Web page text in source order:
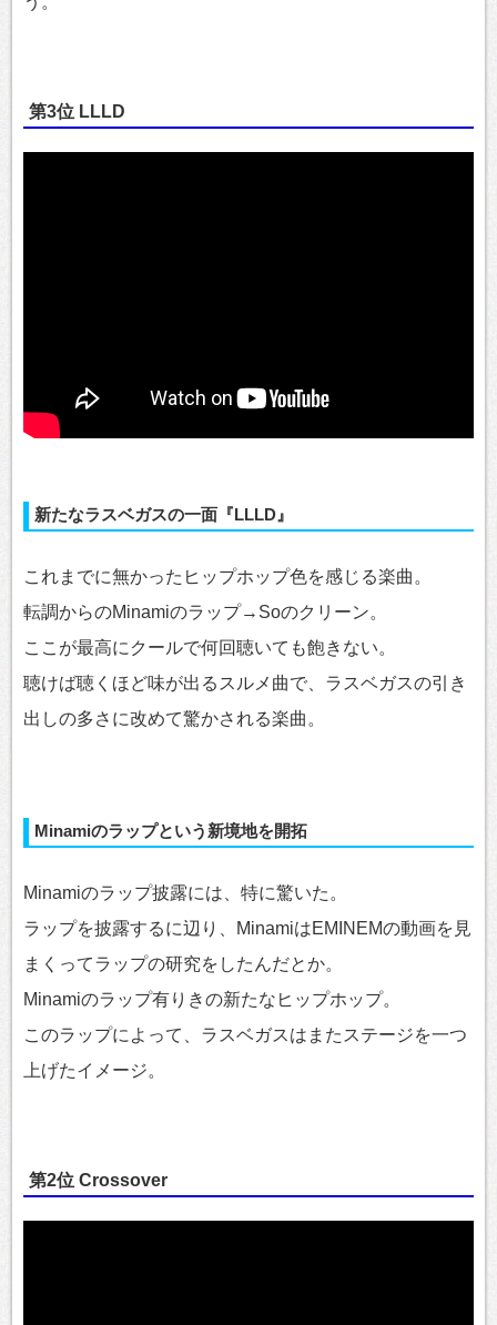
第3位 LLLD
新たなラスベガスの一面『LLLD』
これまでに無かったヒップホップ色を感じる楽曲。
転調からのMinamiのラップ→Soのクリーン。
ここが最高にクールで何回聴いても飽きない。
聴けば聴くほど味が出るスルメ曲で、ラスベガスの引き
出しの多さに改めて驚かされる楽曲。
Minamiのラップという新境地を開拓
Minamiのラップ披露には、特に驚いた。
ラップを披露するに辺り、MinamiはEMINEMの動画を見
まくってラップの研究をしたんだとか。
Minamiのラップ有りきの新たなヒップホップ。
このラップによって、ラスベガスはまたステージを一つ
上げたイメージ。
第2位 Crossover